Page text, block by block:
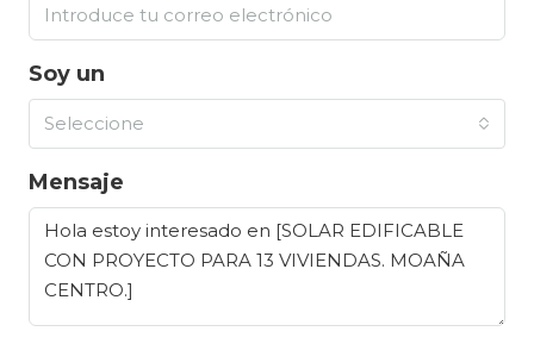
Soy un
Seleccione
Mensaje